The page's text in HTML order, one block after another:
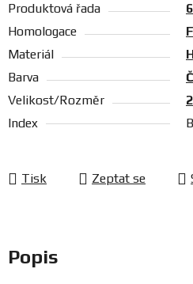
Produktová řada
Homologace
Materiál
Barva
Velikost/Rozměr
Index
B
Tisk Zeptat se
Popis